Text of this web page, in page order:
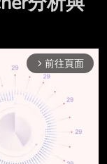
arrow_forward_ios 前往頁面